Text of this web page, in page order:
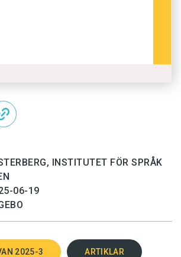
INSTITUTET FÖR SPRÅK
06-19
2025-3 ARTIKLAR